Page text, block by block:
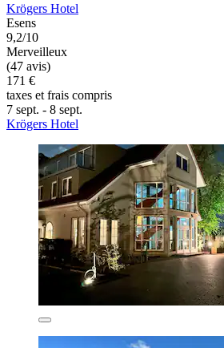
Krögers Hotel
Esens
9,2/10
Merveilleux
(47 avis)
171 €
taxes et frais compris
7 sept. - 8 sept.
Krögers Hotel